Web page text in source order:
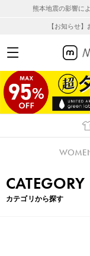
熊本地震の影響に
【お知らせ
CATEGORY
カテゴリから探す